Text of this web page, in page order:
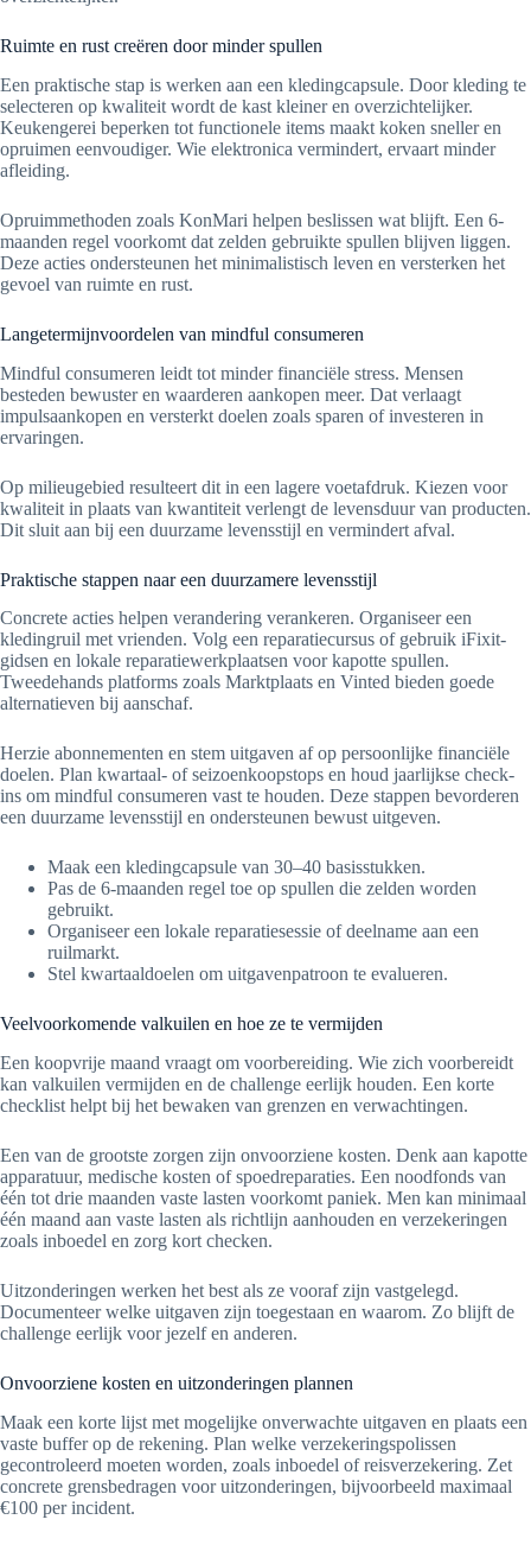
Ruimte en rust creëren door minder spullen
Een praktische stap is werken aan een kledingcapsule. Door kleding te
selecteren op kwaliteit wordt de kast kleiner en overzichtelijker.
Keukengerei beperken tot functionele items maakt koken sneller en
opruimen eenvoudiger. Wie elektronica vermindert, ervaart minder
afleiding.
Opruimmethoden zoals KonMari helpen beslissen wat blijft. Een 6-
maanden regel voorkomt dat zelden gebruikte spullen blijven liggen.
Deze acties ondersteunen het minimalistisch leven en versterken het
gevoel van ruimte en rust.
Langetermijnvoordelen van mindful consumeren
Mindful consumeren leidt tot minder financiële stress. Mensen
besteden bewuster en waarderen aankopen meer. Dat verlaagt
impulsaankopen en versterkt doelen zoals sparen of investeren in
ervaringen.
Op milieugebied resulteert dit in een lagere voetafdruk. Kiezen voor
kwaliteit in plaats van kwantiteit verlengt de levensduur van producten.
Dit sluit aan bij een duurzame levensstijl en vermindert afval.
Praktische stappen naar een duurzamere levensstijl
Concrete acties helpen verandering verankeren. Organiseer een
kledingruil met vrienden. Volg een reparatiecursus of gebruik iFixit-
gidsen en lokale reparatiewerkplaatsen voor kapotte spullen.
Tweedehands platforms zoals Marktplaats en Vinted bieden goede
alternatieven bij aanschaf.
Herzie abonnementen en stem uitgaven af op persoonlijke financiële
doelen. Plan kwartaal- of seizoenkoopstops en houd jaarlijkse check-
ins om mindful consumeren vast te houden. Deze stappen bevorderen
een duurzame levensstijl en ondersteunen bewust uitgeven.
Maak een kledingcapsule van 30–40 basisstukken.
Pas de 6-maanden regel toe op spullen die zelden worden
gebruikt.
Organiseer een lokale reparatiesessie of deelname aan een
ruilmarkt.
Stel kwartaaldoelen om uitgavenpatroon te evalueren.
Veelvoorkomende valkuilen en hoe ze te vermijden
Een koopvrije maand vraagt om voorbereiding. Wie zich voorbereidt
kan valkuilen vermijden en de challenge eerlijk houden. Een korte
checklist helpt bij het bewaken van grenzen en verwachtingen.
Een van de grootste zorgen zijn onvoorziene kosten. Denk aan kapotte
apparatuur, medische kosten of spoedreparaties. Een noodfonds van
één tot drie maanden vaste lasten voorkomt paniek. Men kan minimaal
één maand aan vaste lasten als richtlijn aanhouden en verzekeringen
zoals inboedel en zorg kort checken.
Uitzonderingen werken het best als ze vooraf zijn vastgelegd.
Documenteer welke uitgaven zijn toegestaan en waarom. Zo blijft de
challenge eerlijk voor jezelf en anderen.
Onvoorziene kosten en uitzonderingen plannen
Maak een korte lijst met mogelijke onverwachte uitgaven en plaats een
vaste buffer op de rekening. Plan welke verzekeringspolissen
gecontroleerd moeten worden, zoals inboedel of reisverzekering. Zet
concrete grensbedragen voor uitzonderingen, bijvoorbeeld maximaal
€100 per incident.